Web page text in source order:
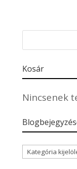
Kosár
Nincsenek
kategóriái